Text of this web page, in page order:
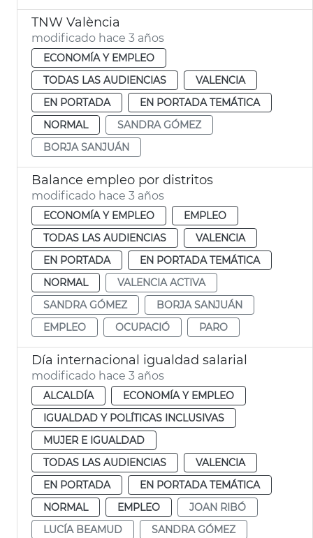
TNW València
modificado hace 3 años
ECONOMÍA Y EMPLEO
TODAS LAS AUDIENCIAS
VALENCIA
EN PORTADA
EN PORTADA TEMÁTICA
NORMAL
SANDRA GÓMEZ
BORJA SANJUÁN
Balance empleo por distritos
modificado hace 3 años
ECONOMÍA Y EMPLEO
EMPLEO
TODAS LAS AUDIENCIAS
VALENCIA
EN PORTADA
EN PORTADA TEMÁTICA
NORMAL
VALENCIA ACTIVA
SANDRA GÓMEZ
BORJA SANJUÁN
EMPLEO
OCUPACIÓ PARO
Día internacional igualdad salarial
modificado hace 3 años
ALCALDÍA
ECONOMÍA Y EMPLEO
IGUALDAD Y POLÍTICAS INCLUSIVAS
MUJER E IGUALDAD
TODAS LAS AUDIENCIAS
VALENCIA
EN PORTADA
EN PORTADA TEMÁTICA
NORMAL
EMPLEO
JOAN RIBÓ
LUCÍA BEAMUD
SANDRA GÓMEZ